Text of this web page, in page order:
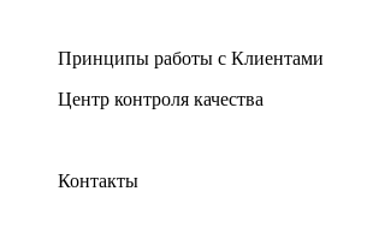
Принципы работы с Клиентами
Центр контроля качества
Контакты